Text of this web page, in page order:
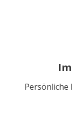
Persönliche